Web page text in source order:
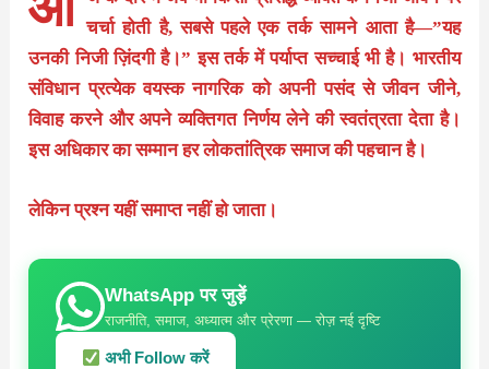
चर्चा होती है, सबसे पहले एक तर्क सामने आता है—”यह
उनकी निजी ज़िंदगी है।” इस तर्क में पर्याप्त सच्चाई भी है। भारतीय
संविधान प्रत्येक वयस्क नागरिक को अपनी पसंद से जीवन जीने,
विवाह करने और अपने व्यक्तिगत निर्णय लेने की स्वतंत्रता देता है।
इस अधिकार का सम्मान हर लोकतांत्रिक समाज की पहचान है।
लेकिन प्रश्न यहीं समाप्त नहीं हो जाता।
WhatsApp पर जुड़ें
राजनीति, समाज, अध्यात्म और प्रेरणा — रोज़ नई दृष्टि
अभी Follow करें